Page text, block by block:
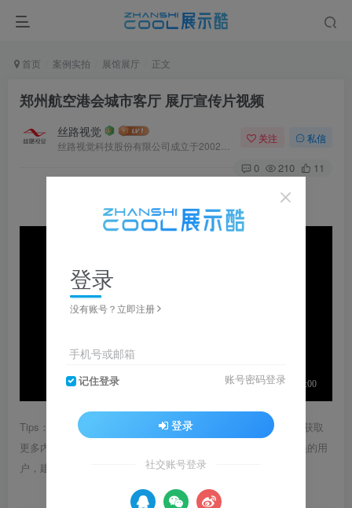
首页 案例实拍 展馆展厅 正文
郑州航空港会城市客厅 展厅宣传片视频
丝路视觉 关注 私信
0 210 11
Tips：1.内容图片或视频可能会有压缩，若文章提供下载服务，获取
更多内容（无展示酷水印）可在下方下载； 2.没有百度网盘会员的用
户，建议用123云盘可获得更快的下载速度。
登录
没有账号？立即注册
手机号或邮箱
记住登录 账号密码登录
登录
社交账号登录